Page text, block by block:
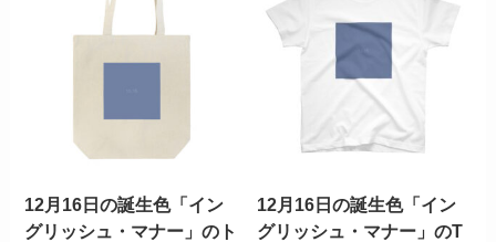
12月16日の誕生色「イン
グリッシュ・マナー」のト
12月16日の誕生色「イン
グリッシュ・マナー」のT